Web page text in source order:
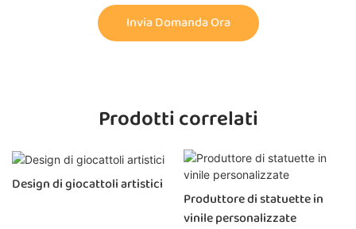
Invia Domanda Ora
Prodotti correlati
Design di giocattoli artistici
Produttore di statuette in
vinile personalizzate